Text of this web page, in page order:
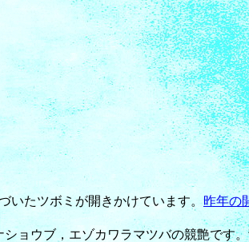
いたツボミが開きかけています。昨年の
ョウブ，エゾカワラマツバの競艶です